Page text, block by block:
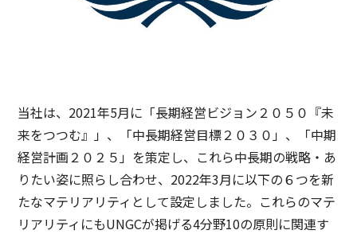
当社は、2021年5月に「長期経営ビジョン２０５０『未
来をつつむ』」、「中長期経営目標２０３０」、「中期
経営計画２０２５」を策定し、これら中長期の戦略・あ
りたい姿に照らし合わせ、2022年3月に以下の６つを新
たなマテリアリティとして設定しました。これらのマテ
リアリティにもUNGCが掲げる4分野10の原則に関連す